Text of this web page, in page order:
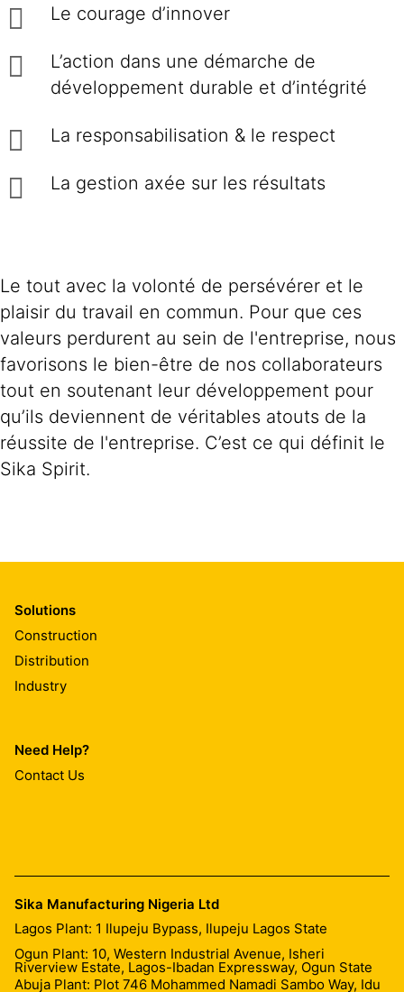
Le courage d’innover
L’action dans une démarche de
développement durable et d’intégrité
La responsabilisation & le respect
La gestion axée sur les résultats
Le tout avec la volonté de persévérer et le
plaisir du travail en commun. Pour que ces
valeurs perdurent au sein de l'entreprise, nous
favorisons le bien-être de nos collaborateurs
tout en soutenant leur développement pour
qu’ils deviennent de véritables atouts de la
réussite de l'entreprise. C’est ce qui définit le
Sika Spirit.
Solutions
Construction
Distribution
Industry
Need Help?
Contact Us
Sika Manufacturing Nigeria Ltd
Lagos Plant: 1 Ilupeju Bypass, Ilupeju Lagos State
Ogun Plant: 10, Western Industrial Avenue, Isheri
Riverview Estate, Lagos-Ibadan Expressway, Ogun State
Abuja Plant: Plot 746 Mohammed Namadi Sambo Way, Idu